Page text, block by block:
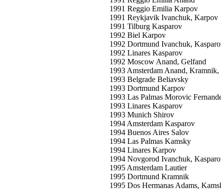
1991 Reggio Emilia Karpov
1991 Reykjavik Ivanchuk, Karpov
1991 Tilburg Kasparov
1992 Biel Karpov
1992 Dortmund Ivanchuk,
1992 Linares Kasparov
1992 Moscow Anand, Gelfand
1993 Amsterdam Anand, Kramnik,
1993 Belgrade Beliavsky
1993 Dortmund Karpov
1993 Las Palmas Morovic
1993 Linares Kasparov
1993 Munich Shirov
1994 Amsterdam Kasparov
1994 Buenos Aires Salov
1994 Las Palmas Kamsky
1994 Linares Karpov
1994 Novgorod Ivanchuk,
1995 Amsterdam Lautier
1995 Dortmund Kramnik
1995 Dos Hermanas Adams,